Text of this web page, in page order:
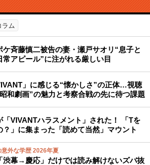
ラム
ケ斉藤慎二被告の妻・瀬戸サオリ“息子と
常アピール”に注がれる厳しい目
」に感じる“懐かしさ”の正体…視聴
和劇画”の魅力と考察合戦の先に待つ課題
「VIVANTハラスメント」された！ 「Tを
？」に集まった「読めて当然」マウント
意外な学歴 2026年夏
渋幕→慶応」だけでは読み解けないズバ抜